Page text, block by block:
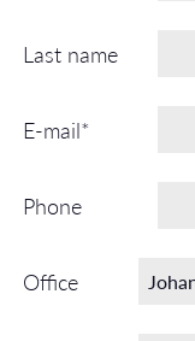
Last name
E-mail*
Phone
Office